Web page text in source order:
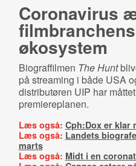
Coronavirus
filmbranchens
økosystem
Biograffilmen The Hunt
på streaming i både USA
distributøren UIP har
premiereplanen.
Læs også: Cph:Dox er klar
Læs også: Landets
marts
Læs også: Midt i en